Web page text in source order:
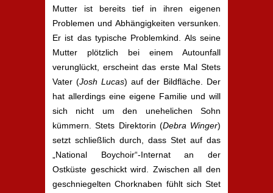
Mutter ist bereits tief in ihren eigenen
Problemen und Abhängigkeiten versunken.
Er ist das typische Problemkind. Als seine
Mutter plötzlich bei einem Autounfall
verunglückt, erscheint das erste Mal Stets
Vater (Josh Lucas) auf der Bildfläche. Der
hat allerdings eine eigene Familie und will
sich nicht um den unehelichen Sohn
kümmern. Stets Direktorin (Debra Winger)
setzt schließlich durch, dass Stet auf das
„National Boychoir“-Internat an der
Ostküste geschickt wird. Zwischen all den
geschniegelten Chorknaben fühlt sich Stet